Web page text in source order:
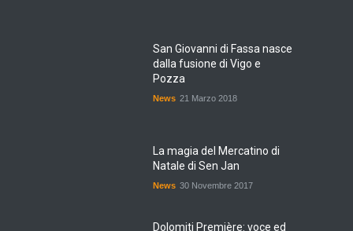
San Giovanni di Fassa nasce
dalla fusione di Vigo e
Pozza
News 21 Marzo 2018
La magia del Mercatino di
Natale di Sen Jan
News 30 Novembre 2017
Dolomiti Première: voce ed